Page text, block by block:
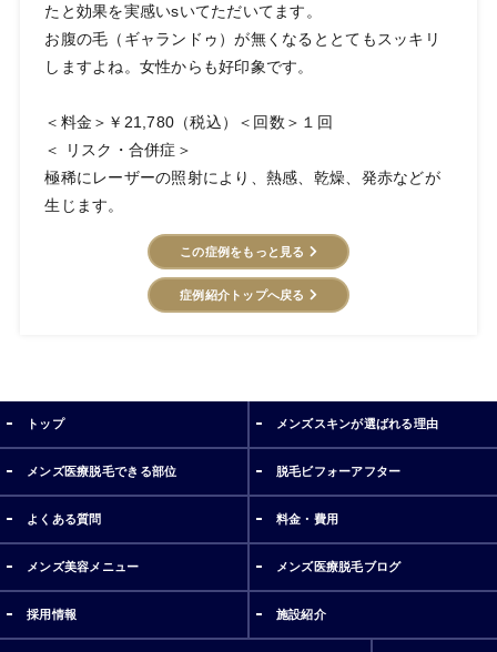
たと効果を実感いsいてただいてます。
お腹の毛（ギャランドゥ）が無くなるととてもスッキリ
しますよね。女性からも好印象です。
＜料金＞￥21,780（税込）＜回数＞１回
＜ リスク・合併症＞
極稀にレーザーの照射により、熱感、乾燥、発赤などが
生じます。
この症例をもっと見る
症例紹介トップへ戻る
トップ メンズスキンが選ばれる理由
メンズ医療脱毛できる部位 脱毛ビフォーアフター
よくある質問 料金・費用
メンズ美容メニュー メンズ医療脱毛ブログ
採用情報 施設紹介